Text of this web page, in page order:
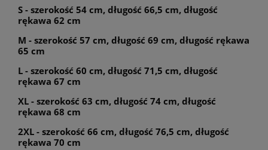
S - szerokość 54 cm, długość 66,5 cm, długość
rękawa 62 cm
M - szerokość 57 cm, długość 69 cm, długość rękawa
65 cm
L - szerokość 60 cm, długość 71,5 cm, długość
rękawa 67 cm
XL - szerokość 63 cm, długość 74 cm, długość
rękawa 68 cm
2XL - szerokość 66 cm, długość 76,5 cm, długość
rękawa 70 cm